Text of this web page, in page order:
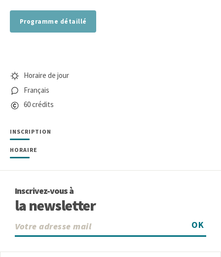
Programme détaillé
Horaire de jour
Français
60 crédits
INSCRIPTION
HORAIRE
Inscrivez-vous à
la newsletter
OK